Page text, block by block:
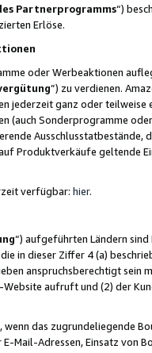
Partnerprogramms“)
Erlöse.
oder Werbeaktionen
”) zu verdienen.
jederzeit ganz oder
(auch Sonderprogramme
Ausschlusstatbestände,
Produktverkäufe geltende
verfügbar: hier.
“) aufgeführten Ländern
die in dieser Ziffer 4 (a)
anspruchsberechtigt sein
aufruft und (2) der
das zugrundeliegende
Mail-Adressen, Einsatz von